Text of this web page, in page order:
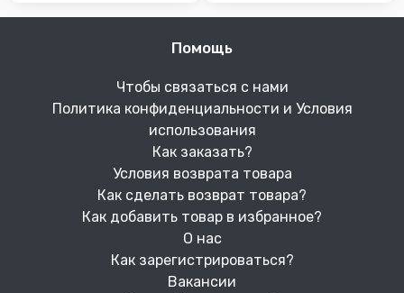
Помощь
Чтобы связаться с нами
Политика конфиденциальности и Условия
использования
Как заказать?
Условия возврата товара
Как сделать возврат товара?
Как добавить товар в избранное?
О нас
Как зарегистрироваться?
Вакансии